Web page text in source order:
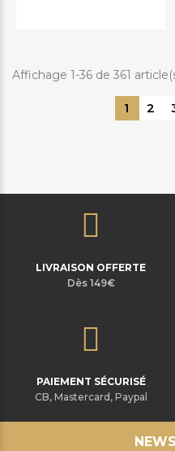
Affichage 1-36 de 361
1 2
LIVRAISON OFFERTE
Dès 149€
PAIEMENT SÉCURISÉ
CB, Mastercard, Paypal